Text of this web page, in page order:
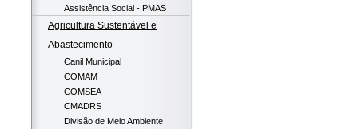
Assistência Social - PMAS
Agricultura Sustentável e
Abastecimento
Canil Municipal
COMAM
COMSEA
CMADRS
Divisão de Meio Ambiente